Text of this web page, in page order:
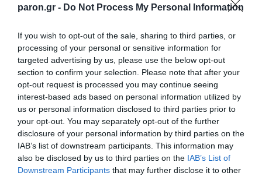
paron.gr - Do Not Process My Personal Information
If you wish to opt-out of the sale, sharing to third parties, or
processing of your personal or sensitive information for
targeted advertising by us, please use the below opt-out
section to confirm your selection. Please note that after your
opt-out request is processed you may continue seeing
interest-based ads based on personal information utilized by
us or personal information disclosed to third parties prior to
your opt-out. You may separately opt-out of the further
disclosure of your personal information by third parties on the
IAB’s list of downstream participants. This information may
also be disclosed by us to third parties on the IAB’s List of
Downstream Participants that may further disclose it to other
εκατομμυρίων ευρώ για τον Τύπο, αλλά και την
διαδίκτυο.